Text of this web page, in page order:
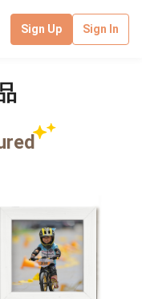
Sign Up Sign In